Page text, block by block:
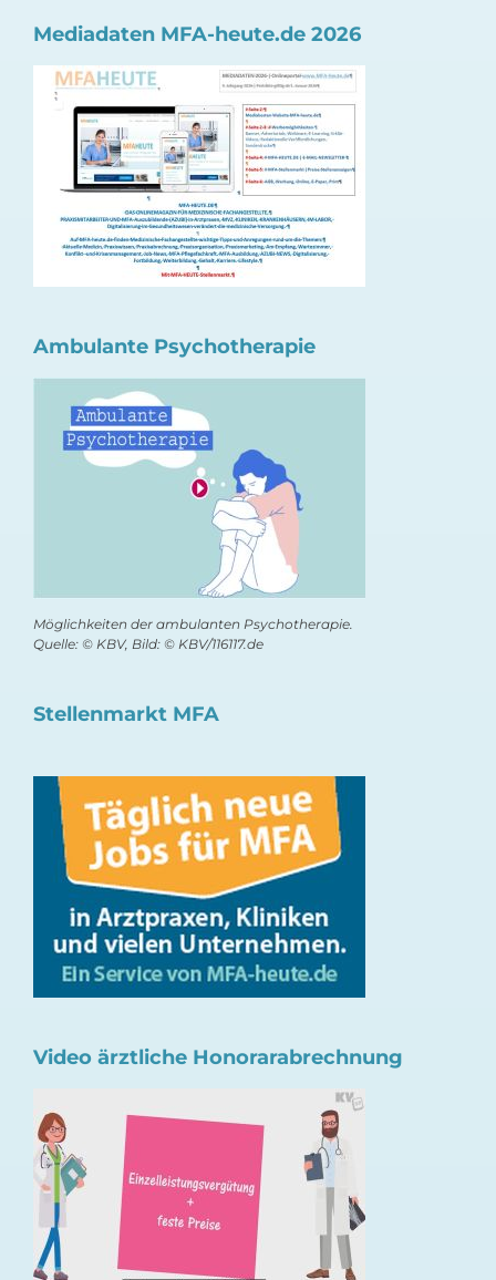
Mediadaten MFA-heute.de 2026
Ambulante Psychotherapie
Möglichkeiten der ambulanten Psychotherapie.
Quelle: © KBV, Bild: © KBV/116117.de
Stellenmarkt MFA
Video ärztliche Honorarabrechnung